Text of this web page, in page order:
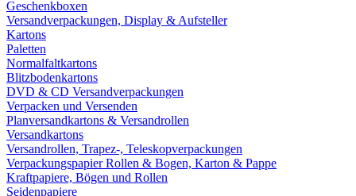
Geschenkboxen
Versandverpackungen, Display & Aufsteller
Kartons
Paletten
Normalfaltkartons
Blitzbodenkartons
DVD & CD Versandverpackungen
Verpacken und Versenden
Planversandkartons & Versandrollen
Versandkartons
Versandrollen, Trapez-, Teleskopverpackungen
Verpackungspapier Rollen & Bogen, Karton & Pappe
Kraftpapiere, Bögen und Rollen
Seidenpapiere